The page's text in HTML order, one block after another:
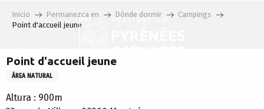
Inicio Permanezca en Dónde dormir
Campings
Point d'accueil jeune
Point d'accueil jeune
ÁREA NATURAL
Altura : 900m